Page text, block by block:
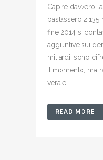
Capire davvero
bastassero
fine 2014 si
aggiuntive sui
miliardi; sono
il momento, ma
vera e...
READ MORE